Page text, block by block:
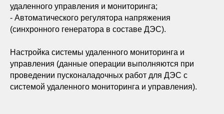
удаленного управления и мониторинга;
- Автоматического регулятора напряжения
(синхронного генератора в составе ДЭС).
Настройка системы удаленного мониторинга и
управления (данные операции выполняются при
проведении пусконаладочных работ для ДЭС с
системой удаленного мониторинга и управления).